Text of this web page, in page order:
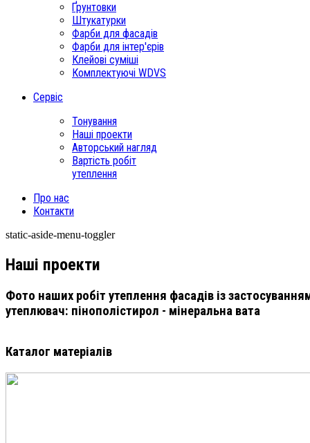
Ґрунтовки
Штукатурки
Фарби для фасадів
Фарби для інтер'єрів
Клейові суміші
Комплектуючі WDVS
Сервіс
Тонування
Наші проекти
Авторський нагляд
Вартість робіт
утеплення
Про нас
Контакти
static-aside-menu-toggler
Наші проекти
Фото наших робіт утеплення фасадів із
утеплювач: пінополістирол - мінеральна вата
Каталог матеріалів